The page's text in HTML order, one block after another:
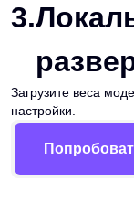
3.
Загрузите веса
настройки.